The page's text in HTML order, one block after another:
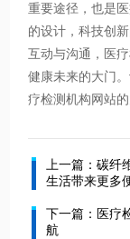
重要途径，也
的设计，科技
互动与沟通，
健康未来的大门
疗检测机构网站的大
上一篇：碳
生活带来更多
下一篇：
航